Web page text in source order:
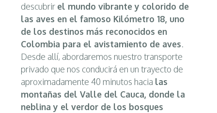
descubrir el mundo vibrante y colorido de
las aves en el famoso Kilómetro 18, uno
de los destinos más reconocidos en
Colombia para el avistamiento de aves.
Desde allí, abordaremos nuestro transporte
privado que nos conducirá en un trayecto de
aproximadamente 40 minutos hacia las
montañas del Valle del Cauca, donde la
neblina y el verdor de los bosques